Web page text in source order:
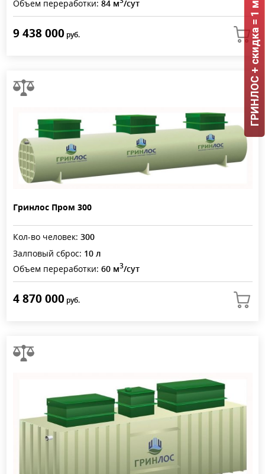
Объем переработки: 84 м /сут
9 438 000руб.
Гринлос Пром 300
Кол-во человек: 300
Залповый сброс: 10 л
Объем переработки: 60 м3/сут
4 870 000руб.
ГРИНЛОС + скидка = 1 мин!